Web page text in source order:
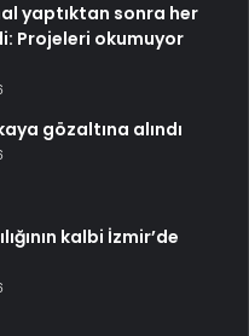
yaptıktan sonra her
Projeleri okumuyor
gözaltına alındı
kalbi İzmir’de